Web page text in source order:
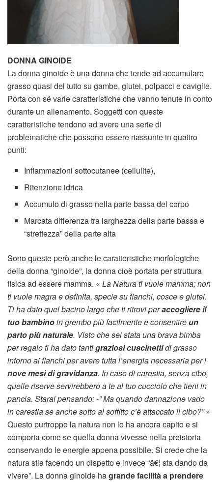
DONNA GINOIDE
La donna ginoide è una donna che tende ad accumulare
grasso quasi del tutto su gambe, glutei, polpacci e caviglie.
Porta con sé varie caratteristiche che vanno tenute in conto
durante un allenamento. Soggetti con queste
caratteristiche tendono ad avere una serie di
problematiche che possono essere riassunte in quattro
punti:
Infiammazioni sottocutanee (cellulite),
Ritenzione idrica
Accumulo di grasso nella parte bassa del corpo
Marcata differenza tra larghezza della parte bassa e
“strettezza” della parte alta
Sono queste però anche le caratteristiche morfologiche
della donna “ginoide”, la donna cioè portata per struttura
fisica ad essere mamma. « La Natura ti vuole mamma; non
ti vuole magra e definita, specie su fianchi, cosce e glutei.
Ti ha dato quel bacino largo che ti ritrovi peraccogliere il
tuo bambinoin grembo più facilmente e consentireun
parto più naturale. Visto che sei stata una brava bimba
per regalo ti ha dato tantigraziosi cuscinettidi grasso
intorno ai fianchi per avere tutta l’energia necessaria per i
nove mesi di gravidanza. In caso di carestia, senza cibo,
quelle riserve servirebbero a te al tuo cucciolo che tieni in
pancia. Starai pensando: -” Ma quando dannazione vado
in carestia se anche sotto al soffitto c’è attaccato il cibo?”»
Questo purtroppo la natura non lo ha ancora capito e si
comporta come se quella donna vivesse nella preistoria
conservando le energie appena possibile. Si crede che la
natura stia facendo un dispetto e invece “â€¦ sta dando da
vivere”. La donna ginoide hagrande facilità a prendere